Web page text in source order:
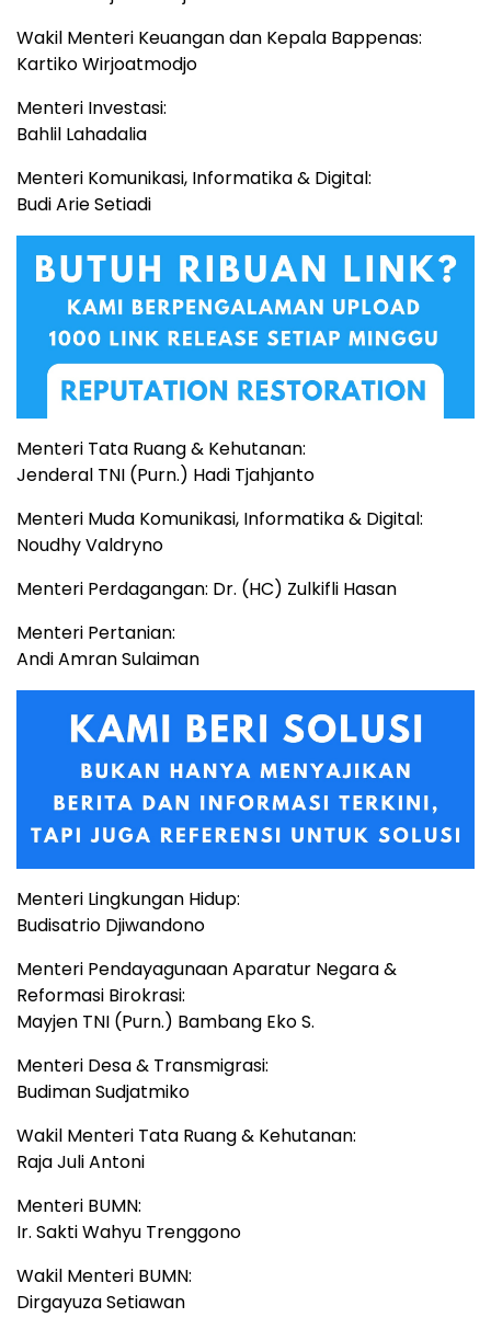
Wakil Menteri Keuangan dan Kepala Bappenas:
Kartiko Wirjoatmodjo
Menteri Investasi:
Bahlil Lahadalia
Menteri Komunikasi, Informatika & Digital:
Budi Arie Setiadi
Menteri Tata Ruang & Kehutanan:
Jenderal TNI (Purn.) Hadi Tjahjanto
Menteri Muda Komunikasi, Informatika & Digital:
Noudhy Valdryno
Menteri Perdagangan: Dr. (HC) Zulkifli Hasan
Menteri Pertanian:
Andi Amran Sulaiman
Menteri Lingkungan Hidup:
Budisatrio Djiwandono
Menteri Pendayagunaan Aparatur Negara &
Reformasi Birokrasi:
Mayjen TNI (Purn.) Bambang Eko S.
Menteri Desa & Transmigrasi:
Budiman Sudjatmiko
Wakil Menteri Tata Ruang & Kehutanan:
Raja Juli Antoni
Menteri BUMN:
Ir. Sakti Wahyu Trenggono
Wakil Menteri BUMN:
Dirgayuza Setiawan